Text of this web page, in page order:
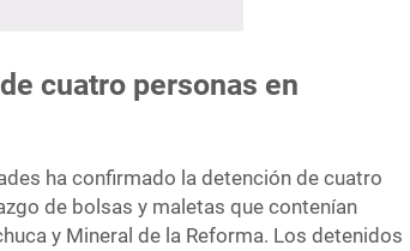
cuatro personas en
ha confirmado la detención de cuatro
de bolsas y maletas que contenían
y Mineral de la Reforma. Los detenidos